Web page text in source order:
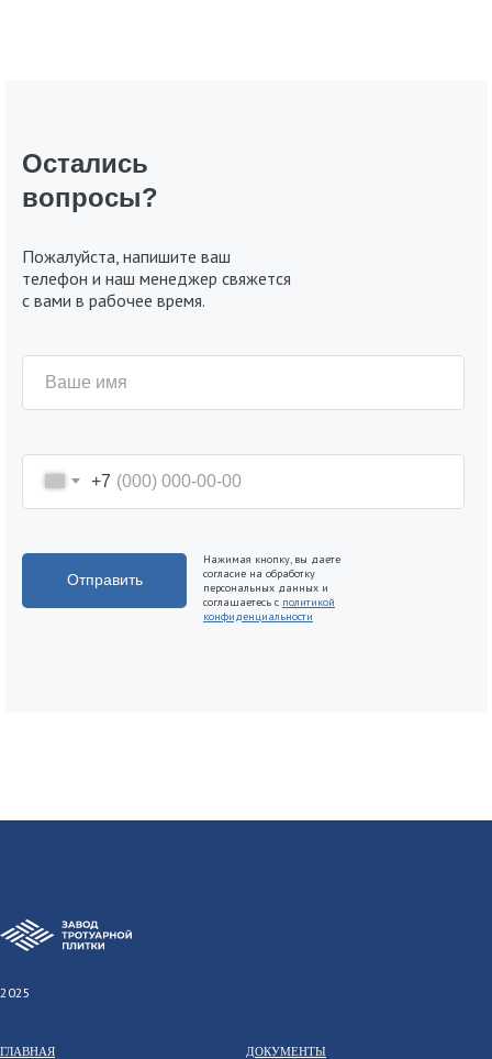
Остались
вопросы?
Пожалуйста, напишите ваш
телефон и наш менеджер свяжется
с вами в рабочее время.
+7
Отправить
Нажимая кнопку, вы даете
согласие на обработку
персональных данных и
соглашаетесь c политикой
конфиденциальности
2025
ГЛАВНАЯ ДОКУМЕНТЫ